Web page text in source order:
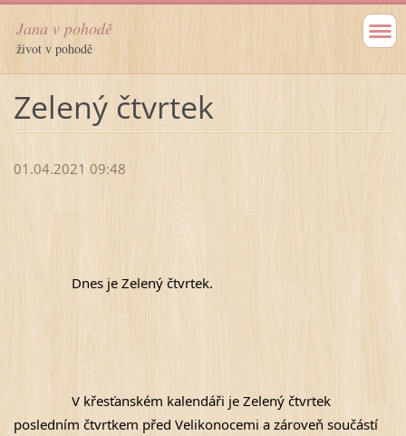
Jana v pohodě
život v pohodě
Zelený čtvrtek
01.04.2021 09:48
Dnes je Zelený čtvrtek.
V křesťanském kalendáři je Zelený čtvrtek
posledním čtvrtkem před Velikonocemi a zároveň součástí